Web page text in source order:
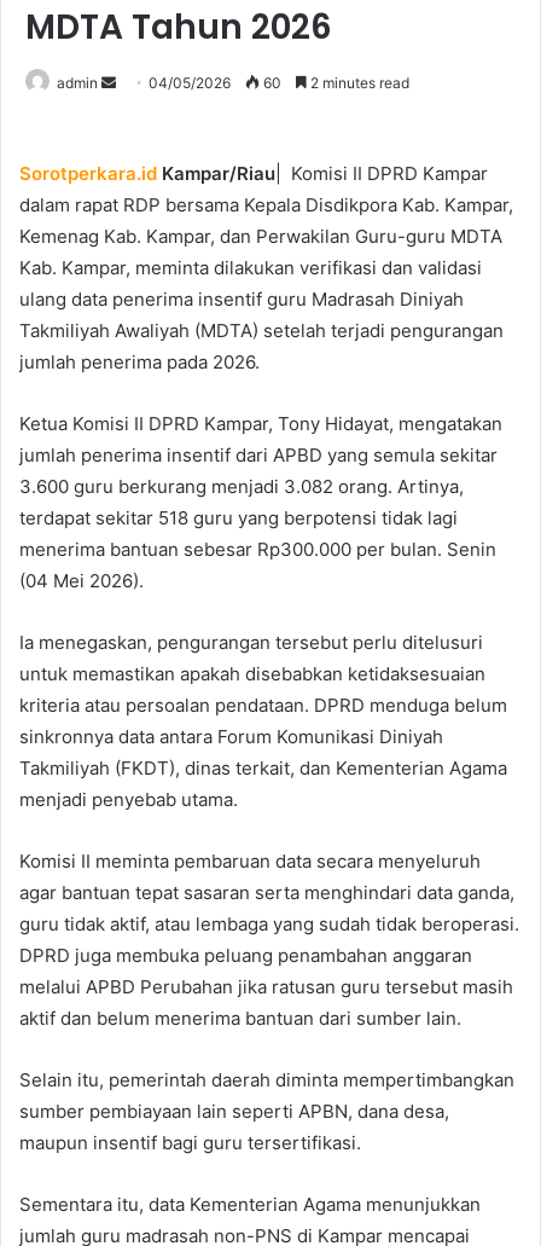
MDTA Tahun 2026
admin
Send04/05/2026 60 2 minutes read
Sorotperkara.id Kampar/Riau | Komisi II DPRD Kampar
dalam rapat RDP bersama Kepala Disdikpora Kab. Kampar,
Kemenag Kab. Kampar, dan Perwakilan Guru-guru MDTA
Kab. Kampar, meminta dilakukan verifikasi dan validasi
ulang data penerima insentif guru Madrasah Diniyah
Takmiliyah Awaliyah (MDTA) setelah terjadi pengurangan
jumlah penerima pada 2026.
Ketua Komisi II DPRD Kampar, Tony Hidayat, mengatakan
jumlah penerima insentif dari APBD yang semula sekitar
3.600 guru berkurang menjadi 3.082 orang. Artinya,
terdapat sekitar 518 guru yang berpotensi tidak lagi
menerima bantuan sebesar Rp300.000 per bulan. Senin
(04 Mei 2026).
Ia menegaskan, pengurangan tersebut perlu ditelusuri
untuk memastikan apakah disebabkan ketidaksesuaian
kriteria atau persoalan pendataan. DPRD menduga belum
sinkronnya data antara Forum Komunikasi Diniyah
Takmiliyah (FKDT), dinas terkait, dan Kementerian Agama
menjadi penyebab utama.
Komisi II meminta pembaruan data secara menyeluruh
agar bantuan tepat sasaran serta menghindari data ganda,
guru tidak aktif, atau lembaga yang sudah tidak beroperasi.
DPRD juga membuka peluang penambahan anggaran
melalui APBD Perubahan jika ratusan guru tersebut masih
aktif dan belum menerima bantuan dari sumber lain.
Selain itu, pemerintah daerah diminta mempertimbangkan
sumber pembiayaan lain seperti APBN, dana desa,
maupun insentif bagi guru tersertifikasi.
Sementara itu, data Kementerian Agama menunjukkan
jumlah guru madrasah non-PNS di Kampar mencapai